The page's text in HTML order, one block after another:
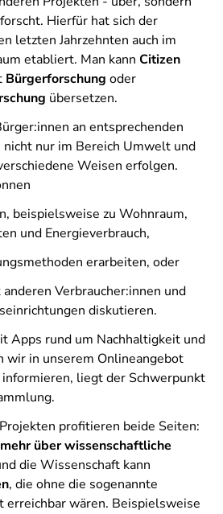
Hierfür hat sich der
letzten Jahrzehnten auch im
etabliert. Man kann Citizen
Bürgerforschung oder
übersetzen.
an entsprechenden
nicht nur im Bereich Umwelt und
Weisen erfolgen.
beispielsweise zu Wohnraum,
und Energieverbrauch,
erarbeiten, oder
Verbraucher:innen und
diskutieren.
Apps rund um Nachhaltigkeit und
wir in unserem Onlineangebot
informieren, liegt der Schwerpunkt
profitieren beide Seiten:
mehr über wissenschaftliche
die Wissenschaft kann
, die ohne die sogenannte
erreichbar wären. Beispielsweise